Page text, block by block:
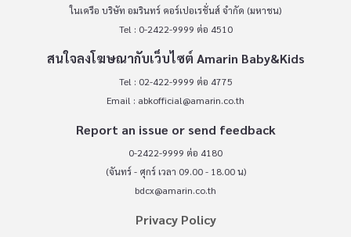
ในเครือ บริษัท อมรินทร์ คอร์เปอเรชั่นส์ จำกัด (มหาชน)
Tel : 0-2422-9999 ต่อ 4510
สนใจลงโฆษณากับเว็บไซต์ Amarin Baby&Kids
Tel : 02-422-9999 ต่อ 4775
Email : abkofficial@amarin.co.th
Report an issue or send feedback
0-2422-9999 ต่อ 4180
(จันทร์ - ศุกร์ เวลา 09.00 - 18.00 น)
bdcx@amarin.co.th
Privacy Policy